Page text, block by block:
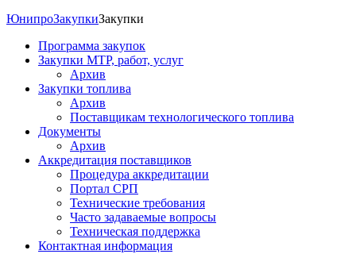
ЮнипроЗакупкиЗакупки
Программа закупок
Закупки МТР, работ, услуг
Архив
Закупки топлива
Архив
Поставщикам технологического топлива
Документы
Архив
Аккредитация поставщиков
Процедура аккредитации
Портал СРП
Технические требования
Часто задаваемые вопросы
Техническая поддержка
Контактная информация